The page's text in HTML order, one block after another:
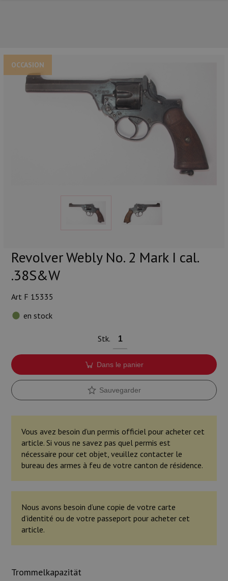
OCCASION
Revolver Webly No. 2 Mark I cal.
.38S&W
Art F 15335
en stock
Stk.
Dans le panier
Sauvegarder
Vous avez besoin d’un permis officiel pour acheter cet
article. Si vous ne savez pas quel permis est
nécessaire pour cet objet, veuillez contacter le
bureau des armes à feu de votre canton de résidence.
Nous avons besoin d’une copie de votre carte
d’identité ou de votre passeport pour acheter cet
article.
Trommelkapazität
NOS PRINCIPALES MARQUES
NOS CATÉGORIES PRINCIPALES
Armes
Lampes et accessoires